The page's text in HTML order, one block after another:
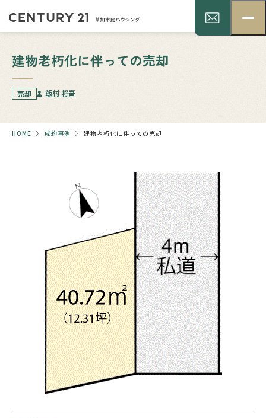
建物老朽化に伴っての売却
売却 飯村 将吾
HOME 成約事例 建物老朽化に伴っての売却